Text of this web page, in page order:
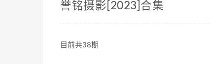
誉铭摄影[2023]合集
目前共38期